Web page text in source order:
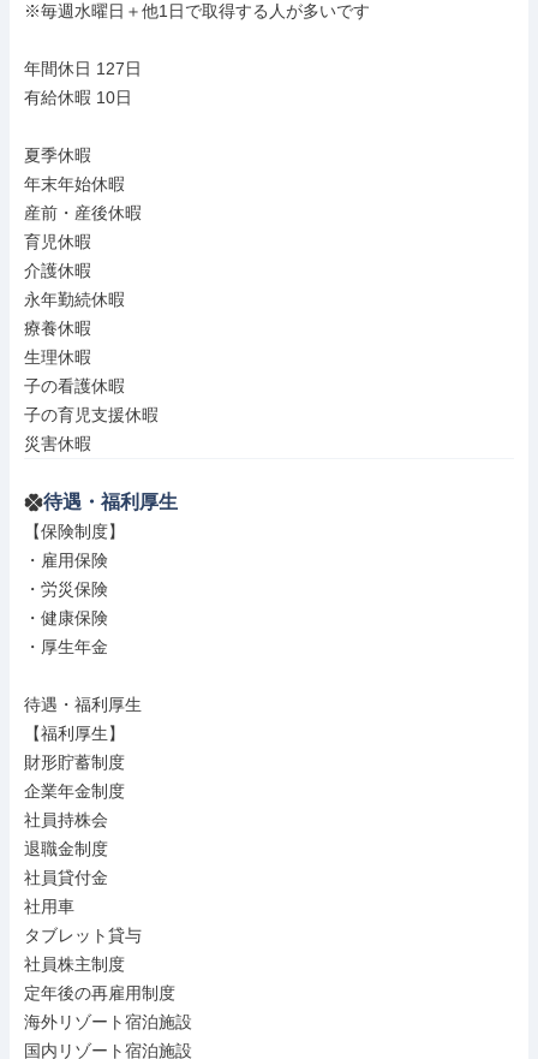
※毎週水曜日＋他1日で取得する人が多いです
年間休日 127日
有給休暇 10日
夏季休暇
年末年始休暇
産前・産後休暇
育児休暇
介護休暇
永年勤続休暇
療養休暇
生理休暇
子の看護休暇
子の育児支援休暇
災害休暇
待遇・福利厚生
【保険制度】
・雇用保険
・労災保険
・健康保険
・厚生年金
待遇・福利厚生
【福利厚生】
財形貯蓄制度
企業年金制度
社員持株会
退職金制度
社員貸付金
社用車
タブレット貸与
社員株主制度
定年後の再雇用制度
海外リゾート宿泊施設
国内リゾート宿泊施設